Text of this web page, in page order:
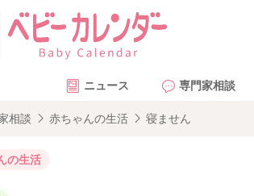
ニュース 専門家相談
相談 赤ちゃんの生活 寝ません
の生活